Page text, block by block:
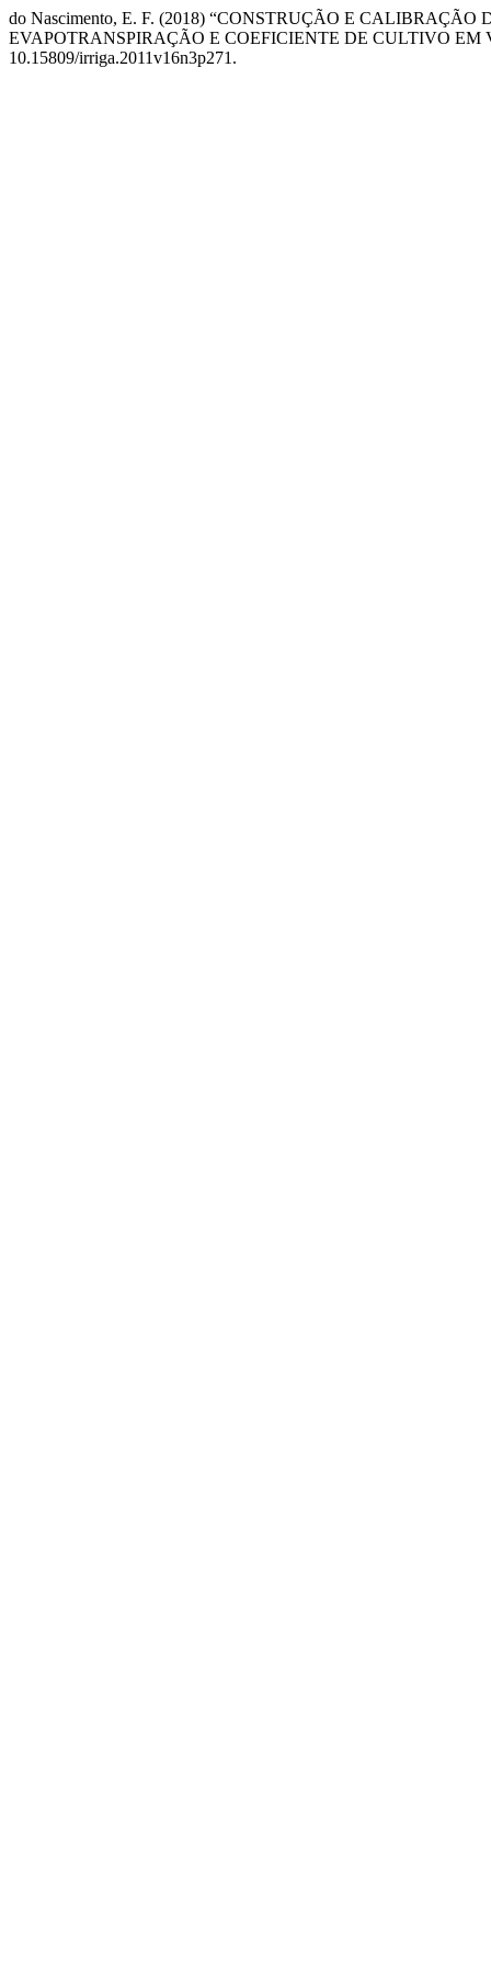
do Nascimento, E. F. (2018) “CONSTRUÇÃO E
EVAPOTRANSPIRAÇÃO E COEFICIENTE DE CULTIVO
10.15809/irriga.2011v16n3p271.